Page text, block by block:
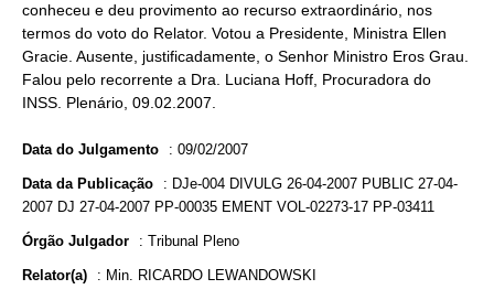
conheceu e deu provimento ao recurso extraordinário, nos
termos do voto do Relator. Votou a Presidente, Ministra Ellen
Gracie. Ausente, justificadamente, o Senhor Ministro Eros Grau.
Falou pelo recorrente a Dra. Luciana Hoff, Procuradora do
INSS. Plenário, 09.02.2007.
Data do Julgamento : 09/02/2007
Data da Publicação : DJe-004 DIVULG 26-04-2007 PUBLIC 27-04-
2007 DJ 27-04-2007 PP-00035 EMENT VOL-02273-17 PP-03411
Órgão Julgador : Tribunal Pleno
Relator(a) : Min. RICARDO LEWANDOWSKI